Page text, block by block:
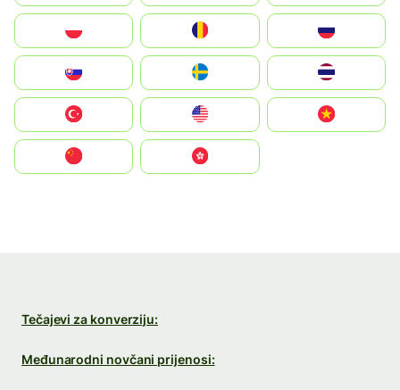
United States
中國香港特別行政區
Tečajevi za konverziju:
Međunarodni novčani prijenosi: